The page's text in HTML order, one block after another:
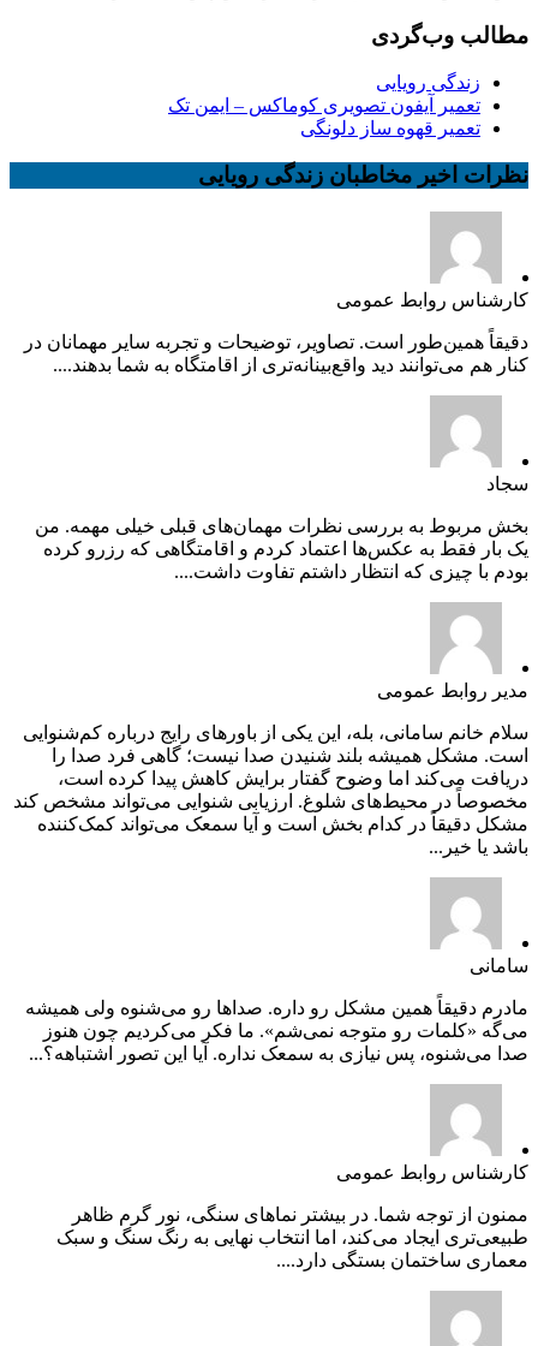
مطالب وب‌گردی
زندگی رویایی
تعمیر آیفون تصویری کوماکس – ایمن تک
تعمیر قهوه ساز دلونگی
نظرات اخیر مخاطبان زندگی رویایی
کارشناس روابط عمومی
دقیقاً همین‌طور است. تصاویر، توضیحات و تجربه سایر مهمانان در
کنار هم می‌توانند دید واقع‌بینانه‌تری از اقامتگاه به شما بدهند....
سجاد
بخش مربوط به بررسی نظرات مهمان‌های قبلی خیلی مهمه. من
یک بار فقط به عکس‌ها اعتماد کردم و اقامتگاهی که رزرو کرده
بودم با چیزی که انتظار داشتم تفاوت داشت....
مدیر روابط عمومی
سلام خانم سامانی، بله، این یکی از باورهای رایج درباره کم‌شنوایی
است. مشکل همیشه بلند شنیدن صدا نیست؛ گاهی فرد صدا را
دریافت می‌کند اما وضوح گفتار برایش کاهش پیدا کرده است،
مخصوصاً در محیط‌های شلوغ. ارزیابی شنوایی می‌تواند مشخص کند
مشکل دقیقاً در کدام بخش است و آیا سمعک می‌تواند کمک‌کننده
باشد یا خیر...
سامانی
مادرم دقیقاً همین مشکل رو داره. صداها رو می‌شنوه ولی همیشه
می‌گه «کلمات رو متوجه نمی‌شم». ما فکر می‌کردیم چون هنوز
صدا می‌شنوه، پس نیازی به سمعک نداره. آیا این تصور اشتباهه؟...
کارشناس روابط عمومی
ممنون از توجه شما. در بیشتر نماهای سنگی، نور گرم ظاهر
طبیعی‌تری ایجاد می‌کند، اما انتخاب نهایی به رنگ سنگ و سبک
معماری ساختمان بستگی دارد....